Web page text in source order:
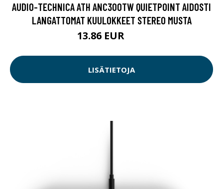
AUDIO-TECHNICA ATH ANC300TW QUIETPOINT AIDOSTI
LANGATTOMAT KUULOKKEET STEREO MUSTA
13.86 EUR
LISÄTIETOJA